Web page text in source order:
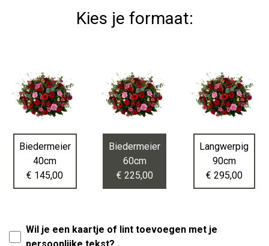
Kies je formaat:
Biedermeier
40cm
€ 145,00
Biedermeier
60cm
€ 225,00
Langwerpig
90cm
€ 295,00
Wil je een kaartje of lint toevoegen met je